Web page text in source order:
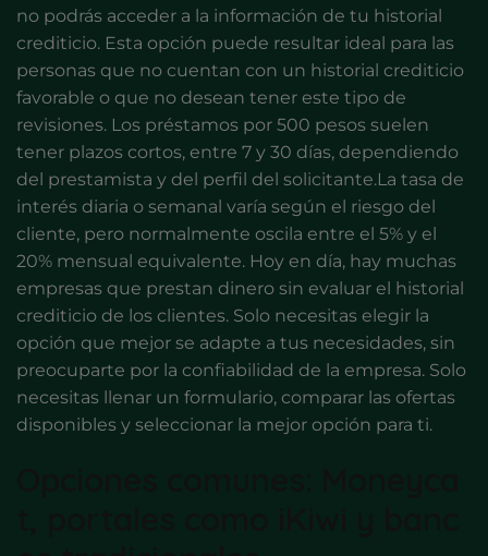
no podrás acceder a la información de tu historial
crediticio. Esta opción puede resultar ideal para las
personas que no cuentan con un historial crediticio
favorable o que no desean tener este tipo de
revisiones. Los préstamos por 500 pesos suelen
tener plazos cortos, entre 7 y 30 días, dependiendo
del prestamista y del perfil del solicitante.La tasa de
interés diaria o semanal varía según el riesgo del
cliente, pero normalmente oscila entre el 5% y el
20% mensual equivalente. Hoy en día, hay muchas
empresas que prestan dinero sin evaluar el historial
crediticio de los clientes. Solo necesitas elegir la
opción que mejor se adapte a tus necesidades, sin
preocuparte por la confiabilidad de la empresa. Solo
necesitas llenar un formulario, comparar las ofertas
disponibles y seleccionar la mejor opción para ti.